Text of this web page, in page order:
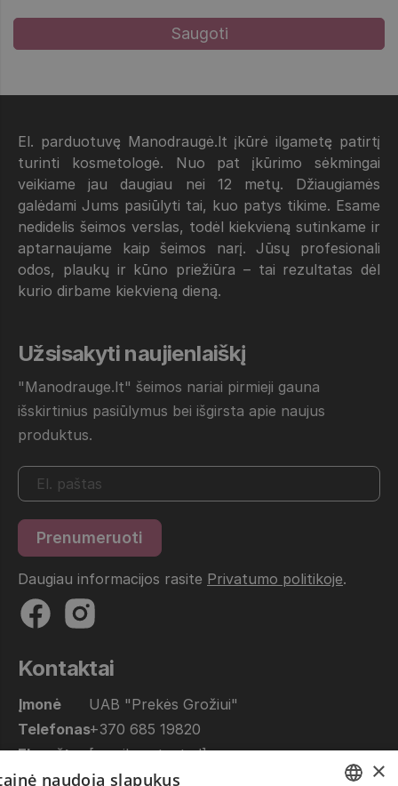
El. parduotuvę Manodraugė.lt įkūrė ilgametę patirtį
turinti kosmetologė. Nuo pat įkūrimo sėkmingai
veikiame jau daugiau nei 12 metų. Džiaugiamės
galėdami Jums pasiūlyti tai, kuo patys tikime. Esame
nedidelis šeimos verslas, todėl kiekvieną sutinkame ir
aptarnaujame kaip šeimos narį. Jūsų profesionali
odos, plaukų ir kūno priežiūra – tai rezultatas dėl
kurio dirbame kiekvieną dieną.
Užsisakyti naujienlaiškį
"Manodrauge.lt" šeimos nariai pirmieji gauna
išskirtinius pasiūlymus bei išgirsta apie naujus
produktus.
Daugiau informacijos rasite Privatumo politikoje.
Kontaktai
Įmonė
UAB "Prekės Grožiui"
Telefonas+370 685 19820
El. paštas[email protected]
Dirbame
10.00 - 17.00 ×
naudoja slapukus